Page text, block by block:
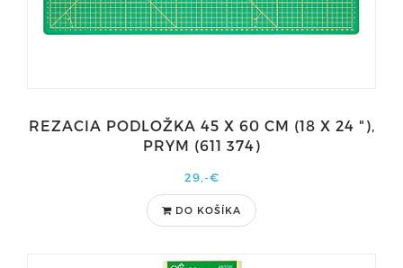
REZACIA PODLOŽKA 45 X 60 CM (18 X 24 "),
PRYM (611 374)
29,-€
DO KOŠÍKA